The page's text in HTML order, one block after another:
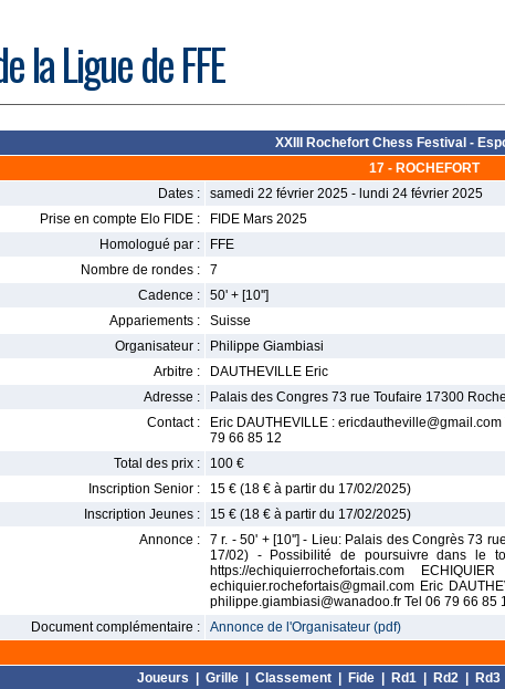
la Ligue de FFE
XXIII Rochefort Chess Festival -
17 - ROCHEFORT
Dates :
samedi 22 février 2025 - lundi 24 février 2025
Prise en compte Elo FIDE :
FIDE Mars 2025
Homologué par :
FFE
Nombre de rondes :
7
Cadence :
50' + [10'']
Appariements :
Suisse
Organisateur :
Philippe Giambiasi
Arbitre :
DAUTHEVILLE Eric
Adresse :
Palais des Congres 73 rue Toufaire 17300
Contact :
Eric DAUTHEVILLE :
79 66 85 12
Total des prix :
100 €
Inscription Senior :
15 € (18 € à partir du 17/02/2025)
Inscription Jeunes :
15 € (18 € à partir du 17/02/2025)
Annonce :
7 r. - 50' + [10''] - Lieu: Palais des Congrès 73
17/02) - Possibilité de poursuivre dans le
https://echiquierrochefortais.com
echiquier.rochefortais@gmail.com Eric
philippe.giambiasi@wanadoo.fr Tel 06 79 66 85
Document complémentaire :
Annonce de l'Organisateur (pdf)
Joueurs Grille Classement Fide Rd1 Rd2 Rd3